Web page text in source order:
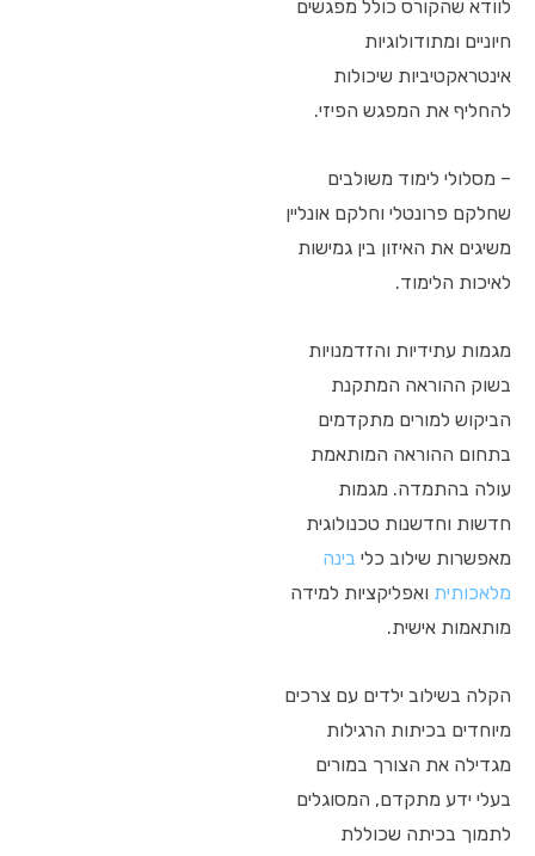
לוודא שהקורס כולל מפגשים
חיוניים ומתודולוגיות
אינטראקטיביות שיכולות
להחליף את המפגש הפיזי.
– מסלולי לימוד משולבים
שחלקם פרונטלי וחלקם אונליין
משיגים את האיזון בין גמישות
לאיכות הלימוד.
מגמות עתידיות והזדמנויות
בשוק ההוראה המתקנת
הביקוש למורים מתקדמים
בתחום ההוראה המותאמת
עולה בהתמדה. מגמות
חדשות וחדשנות טכנולוגית
מאפשרות שילוב כלי בינה
מלאכותית ואפליקציות למידה
מותאמות אישית.
הקלה בשילוב ילדים עם צרכים
מיוחדים בכיתות הרגילות
מגדילה את הצורך במורים
בעלי ידע מתקדם, המסוגלים
לתמוך בכיתה שכוללת